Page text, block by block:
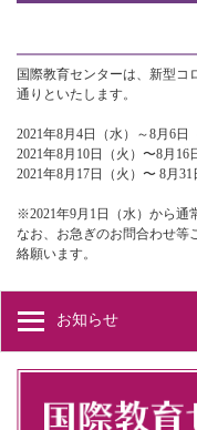
国際教育センターは、新型コ
通りといたします。
2021年8月4日（水）～8月6日
2021年8月10日（火）〜8月16
2021年8月17日（火）〜 8月31
※2021年9月1日（水）から通
なお、お急ぎのお問合わせ等
絡願います。
お知らせ